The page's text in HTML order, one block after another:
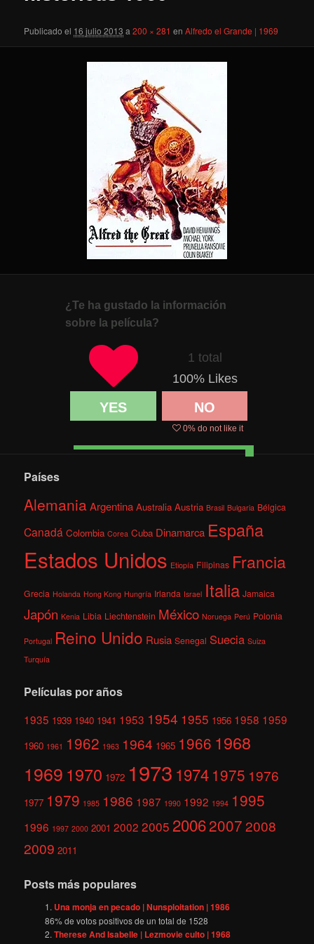
Publicado el 16 julio 2013 a200 × 281 enAlfredo el Grande | 1969
¿Te ha gustado la información
sobre la película?
1 total
100% Likes
YES NO
0% do not like it
Países
AlemaniaArgentina Australia Austria Brasil Bulgaria Bélgica
Canadá Colombia Corea Cuba Dinamarca España
Estados Unidos Etiopía Filipinas Francia
Grecia Holanda Hong Kong Hungría Irlanda Israel Italia Jamaica
Japón Kenia Libia Liechtenstein México Noruega Perú Polonia
Portugal Reino Unido Rusia Senegal Suecia Suiza
Turquía
Películas por años
1935 1939 1940 1941 1953 1954 1955 1956 1958 1959
1960 1961 1962 1963 1964 1965 1966 1968
1969 1970 1972 1973 1974 1975 1976
1977 1979 1985 1986 1987 1990 1992 1994 1995
1996 1997 2000 2001 2002 2005 200620072008
2009 2011
Posts más populares
Una monja en pecado | Nunsploitation | 1986
86% de votos positivos de un total de 1528
Therese And Isabelle | Lezmovie culto | 1968